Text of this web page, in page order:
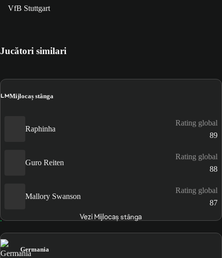
VfB Stuttgart
Jucători similari
LMMijlocaș stânga
Raphinha
Rating global
89
Guro Reiten
Rating global
88
Mallory Swanson
Rating global
87
Vezi Mijlocaș stânga
Germania